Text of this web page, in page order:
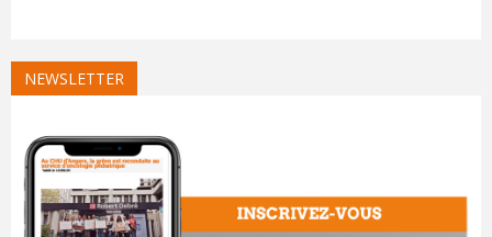
NEWSLETTER